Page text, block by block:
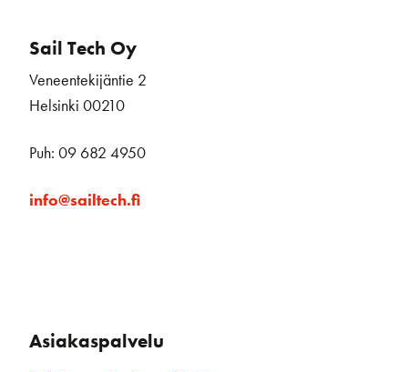
Sail Tech Oy
Veneentekijäntie 2
Helsinki 00210
Puh: 09 682 4950
info@sailtech.fi
Asiakaspalvelu